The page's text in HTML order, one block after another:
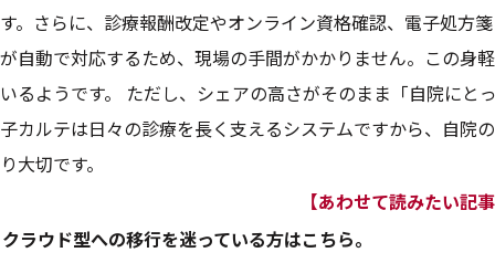
す。さらに、診療報酬改定やオンライン資格確認、電子処方
が自動で対応するため、現場の手間がかかりません。この身
いるようです。 ただし、シェアの高さがそのまま「自院にと
子カルテは日々の診療を長く支えるシステムですから、自院
り大切です。
【あわせて読みたい記
クラウド型への移行を迷っている方はこちら。